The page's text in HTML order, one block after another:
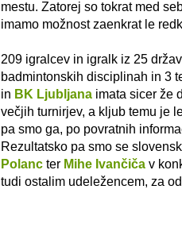
mestu. Zatorej so tokrat med
imamo možnost zaenkrat le
209 igralcev in igralk iz 25
badmintonskih disciplinah in 3
in BK Ljubljana imata sicer že
večjih turnirjev, a kljub temu je
pa smo ga, po povratnih
Rezultatsko pa smo se
Polanc ter Mihe Ivančiča v
tudi ostalim udeležencem, za